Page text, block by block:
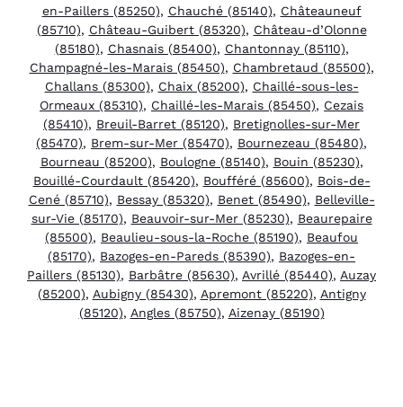
en-Paillers (85250), Chauché (85140), Châteauneuf
(85710), Château-Guibert (85320), Château-d’Olonne
(85180), Chasnais (85400), Chantonnay (85110),
Champagné-les-Marais (85450), Chambretaud (85500),
Challans (85300), Chaix (85200), Chaillé-sous-les-
Ormeaux (85310), Chaillé-les-Marais (85450), Cezais
(85410), Breuil-Barret (85120), Bretignolles-sur-Mer
(85470), Brem-sur-Mer (85470), Bournezeau (85480),
Bourneau (85200), Boulogne (85140), Bouin (85230),
Bouillé-Courdault (85420), Boufféré (85600), Bois-de-
Cené (85710), Bessay (85320), Benet (85490), Belleville-
sur-Vie (85170), Beauvoir-sur-Mer (85230), Beaurepaire
(85500), Beaulieu-sous-la-Roche (85190), Beaufou
(85170), Bazoges-en-Pareds (85390), Bazoges-en-
Paillers (85130), Barbâtre (85630), Avrillé (85440), Auzay
(85200), Aubigny (85430), Apremont (85220), Antigny
(85120), Angles (85750), Aizenay (85190)